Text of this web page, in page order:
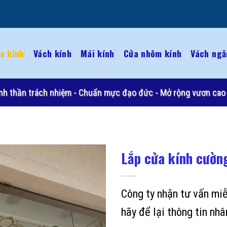
kính Vách kính Mái kính Cửa nhôm kính Vách
thần trách nhiệm - Chuẩn mực đạo đức - Mở rộng vươn
Lắp cửa kính
Công ty nhận tư vấn
hãy để lại thông tin